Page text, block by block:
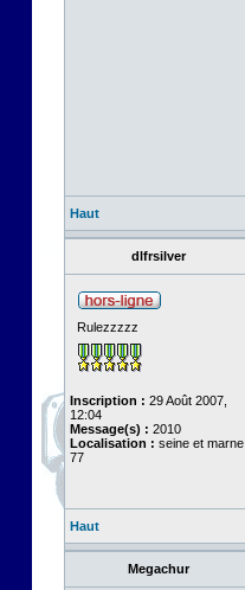
Haut
dlfrsilver
Rulezzzzz
Inscription : 29 Août 2007,
12:04
Message(s) : 2010
Localisation : seine et marne
77
Haut
Megachur